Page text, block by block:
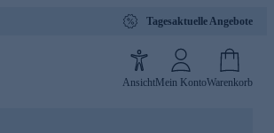
Tagesaktuelle Angebote
AnsichtMein KontoWarenkorb